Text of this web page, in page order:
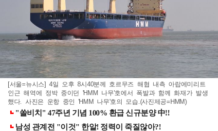
[서울=뉴시스] 4일 오후 8시40분께 호르무즈 해협 내측 아랍에미리트
인근 해역에 정박 중이던 'HMM 나무'호에서 폭발과 함께 화재가 발생
했다. 사진은 운항 중인 'HMM 나무'호의 모습.(사진제공=HMM)